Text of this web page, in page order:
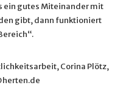
ein gutes Miteinander mit
gibt, dann funktioniert
Corina Plötz,